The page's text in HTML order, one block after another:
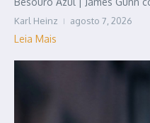
Karl Heinz agosto 7, 2026
Leia Mais